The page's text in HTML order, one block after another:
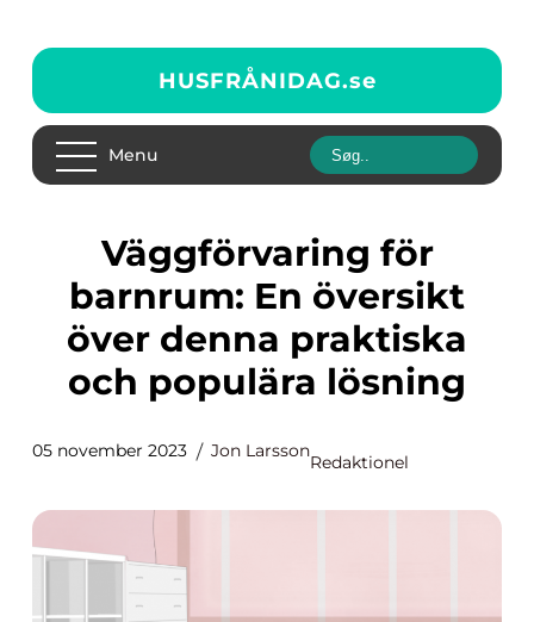
HUSFRÅNIDAG.se
Menu
Väggförvaring för
barnrum: En översikt
över denna praktiska
och populära lösning
05 november 2023 Jon Larsson
Redaktionel